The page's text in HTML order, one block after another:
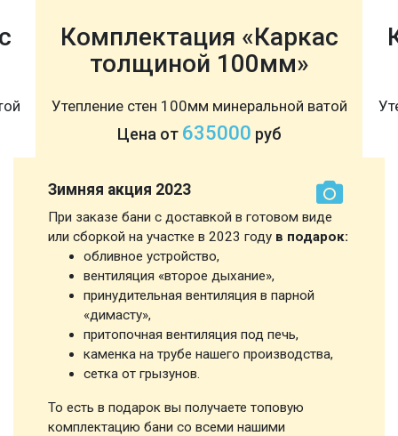
Комплектация «Каркас
толщиной 100мм»
Утепление стен 100мм минеральной ватой
Цена от 635000 руб
Зимняя акция 2023
При заказе бани с доставкой в готовом виде
или сборкой на участке в 2023 году в подарок:
обливное устройство,
вентиляция «второе дыхание»,
принудительная вентиляция в парной
«димасту»,
притопочная вентиляция под печь,
каменка на трубе нашего производства,
сетка от грызунов.
То есть в подарок вы получаете топовую
комплектацию бани со всеми нашими